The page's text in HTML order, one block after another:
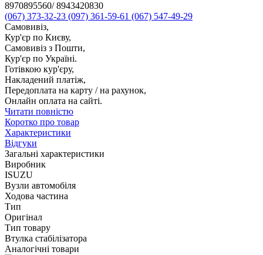
8970895560/ 8943420830
(067) 373-32-23 (097) 361-59-61 (067) 547-49-29
Самовивіз,
Кур'єр по Києву,
Самовивіз з Пошти,
Кур'єр по Україні.
Готівкою кур'єру,
Накладений платіж,
Передоплата на карту / на рахунок,
Онлайн оплата на сайті.
Читати повністю
Коротко про товар
Характеристики
Відгуки
Загальні характеристики
Виробник
ISUZU
Вузли автомобіля
Ходова частина
Тип
Оригінал
Тип товару
Втулка стабілізатора
Аналогічні товари